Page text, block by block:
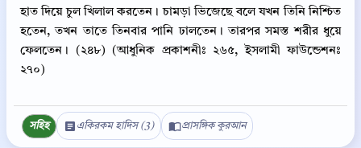
হাত দিয়ে চুল খিলাল করতেন। চামড়া ভিজেছে বলে যখন তিনি নিশ্চিত
হতেন, তখন তাতে তিনবার পানি ঢালতেন। তারপর সমস্ত শরীর ধুয়ে
ফেলতেন। (২৪৮) (আধুনিক প্রকাশনীঃ ২৬৫, ইসলামী ফাউন্ডেশনঃ
২৭০)
সহিহ একিরকম হাদিস (3) প্রাসঙ্গিক কুরআন